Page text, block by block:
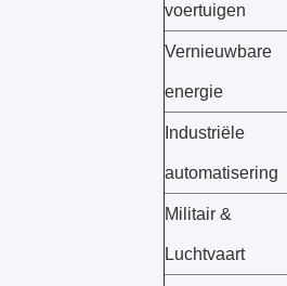
voertuigen
Vernieuwbare
energie
Industriële
automatisering
Militair &
Luchtvaart